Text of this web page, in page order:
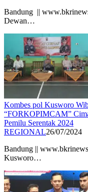
Bandung ||
Dewan…
Kombes pol Kusworo
“FORKOPIMCAM”
Pemilu Serentak 2024
REGIONAL26/07/2024
Bandung ||
Kusworo…